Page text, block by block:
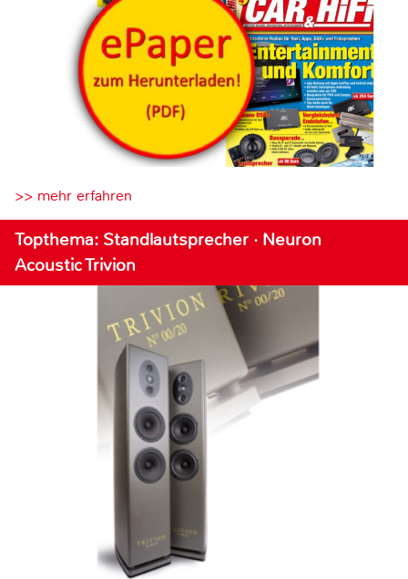
>> mehr erfahren
Topthema: Standlautsprecher · Neuron
Acoustic Trivion